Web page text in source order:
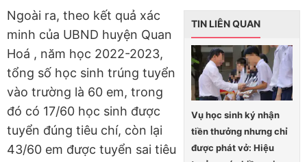
TIN LIÊN QUAN
Vụ học sinh ký nhận
tiền thưởng nhưng chỉ
được phát vở: Hiệu
Ngoài ra, theo kết quả xác
minh của UBND huyện Quan
Hoá , năm học 2022-2023,
tổng số học sinh trúng tuyển
vào trường là 60 em, trong
đó có 17/60 học sinh được
tuyển đúng tiêu chí, còn lại
43/60 em được tuyển sai tiêu